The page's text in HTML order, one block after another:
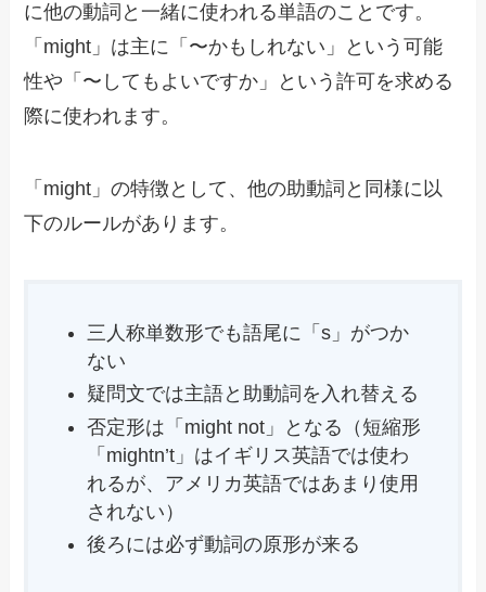
に他の動詞と一緒に使われる単語のことです。
「might」は主に「〜かもしれない」という可能
性や「〜してもよいですか」という許可を求める
際に使われます。
「might」の特徴として、他の助動詞と同様に以
下のルールがあります。
三人称単数形でも語尾に「s」がつか
ない
疑問文では主語と助動詞を入れ替える
否定形は「might not」となる（短縮形
「mightn’t」はイギリス英語では使わ
れるが、アメリカ英語ではあまり使用
されない）
後ろには必ず動詞の原形が来る